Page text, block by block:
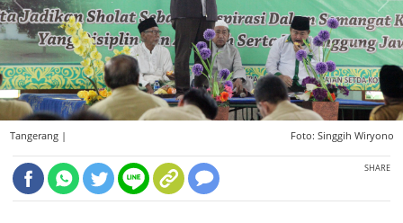
Tangerang | Foto: Singgih Wiryono
SHARE